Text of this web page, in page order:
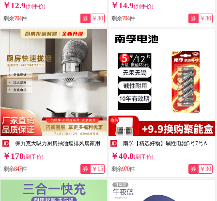
￥12.9(到手价)
剩余704件 券 ￥30
￥14.9(到手价)
剩余704件 券 ￥30
￥178(到手价)
剩余847件 券 ￥15
￥40.8(到手价)
剩余970件 券 ￥30